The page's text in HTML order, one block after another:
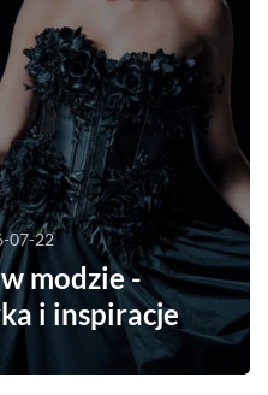
07-22
modzie -
i inspiracje